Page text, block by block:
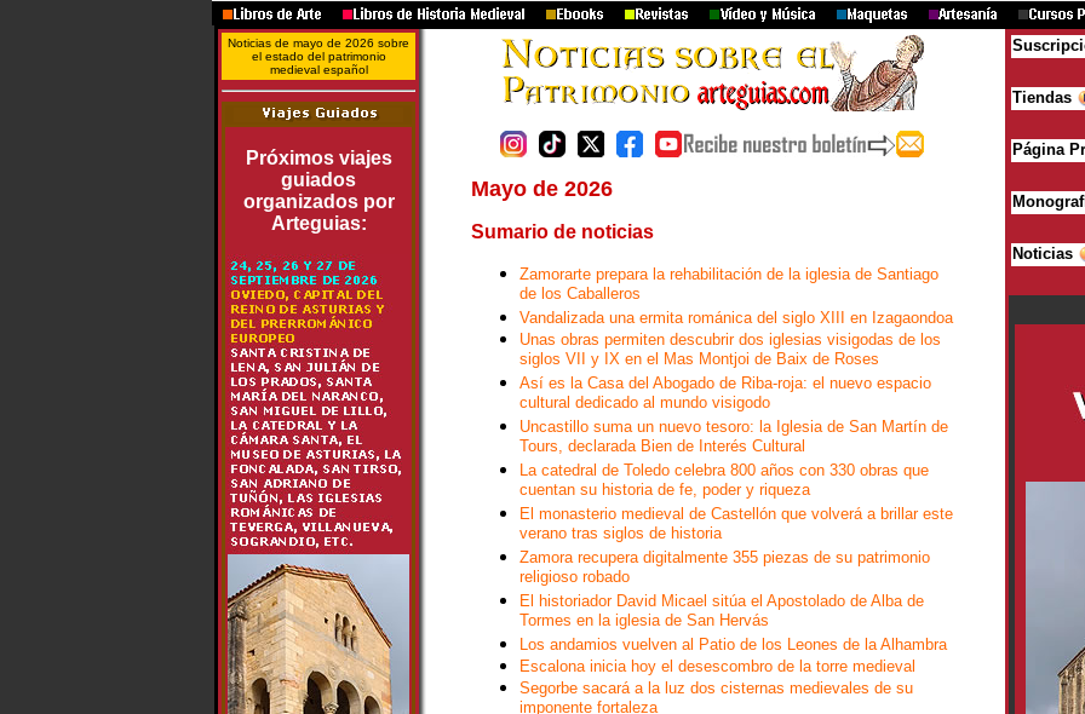
Noticias de mayo de 2026 sobre
el estado del patrimonio
medieval español
Próximos viajes
guiados
organizados por
Arteguias:
Mayo de 2026
Sumario de noticias
Zamorarte prepara la rehabilitación de la iglesia de Santiago
de los Caballeros
Vandalizada una ermita románica del siglo XIII en Izagaondoa
Unas obras permiten descubrir dos iglesias visigodas de los
siglos VII y IX en el Mas Montjoi de Baix de Roses
Así es la Casa del Abogado de Riba-roja: el nuevo espacio
cultural dedicado al mundo visigodo
Uncastillo suma un nuevo tesoro: la Iglesia de San Martín de
Tours, declarada Bien de Interés Cultural
La catedral de Toledo celebra 800 años con 330 obras que
cuentan su historia de fe, poder y riqueza
El monasterio medieval de Castellón que volverá a brillar este
verano tras siglos de historia
Zamora recupera digitalmente 355 piezas de su patrimonio
religioso robado
El historiador David Micael sitúa el Apostolado de Alba de
Tormes en la iglesia de San Hervás
Los andamios vuelven al Patio de los Leones de la Alhambra
Escalona inicia hoy el desescombro de la torre medieval
Segorbe sacará a la luz dos cisternas medievales de su
imponente fortaleza
Tiendas
Página
Noticias